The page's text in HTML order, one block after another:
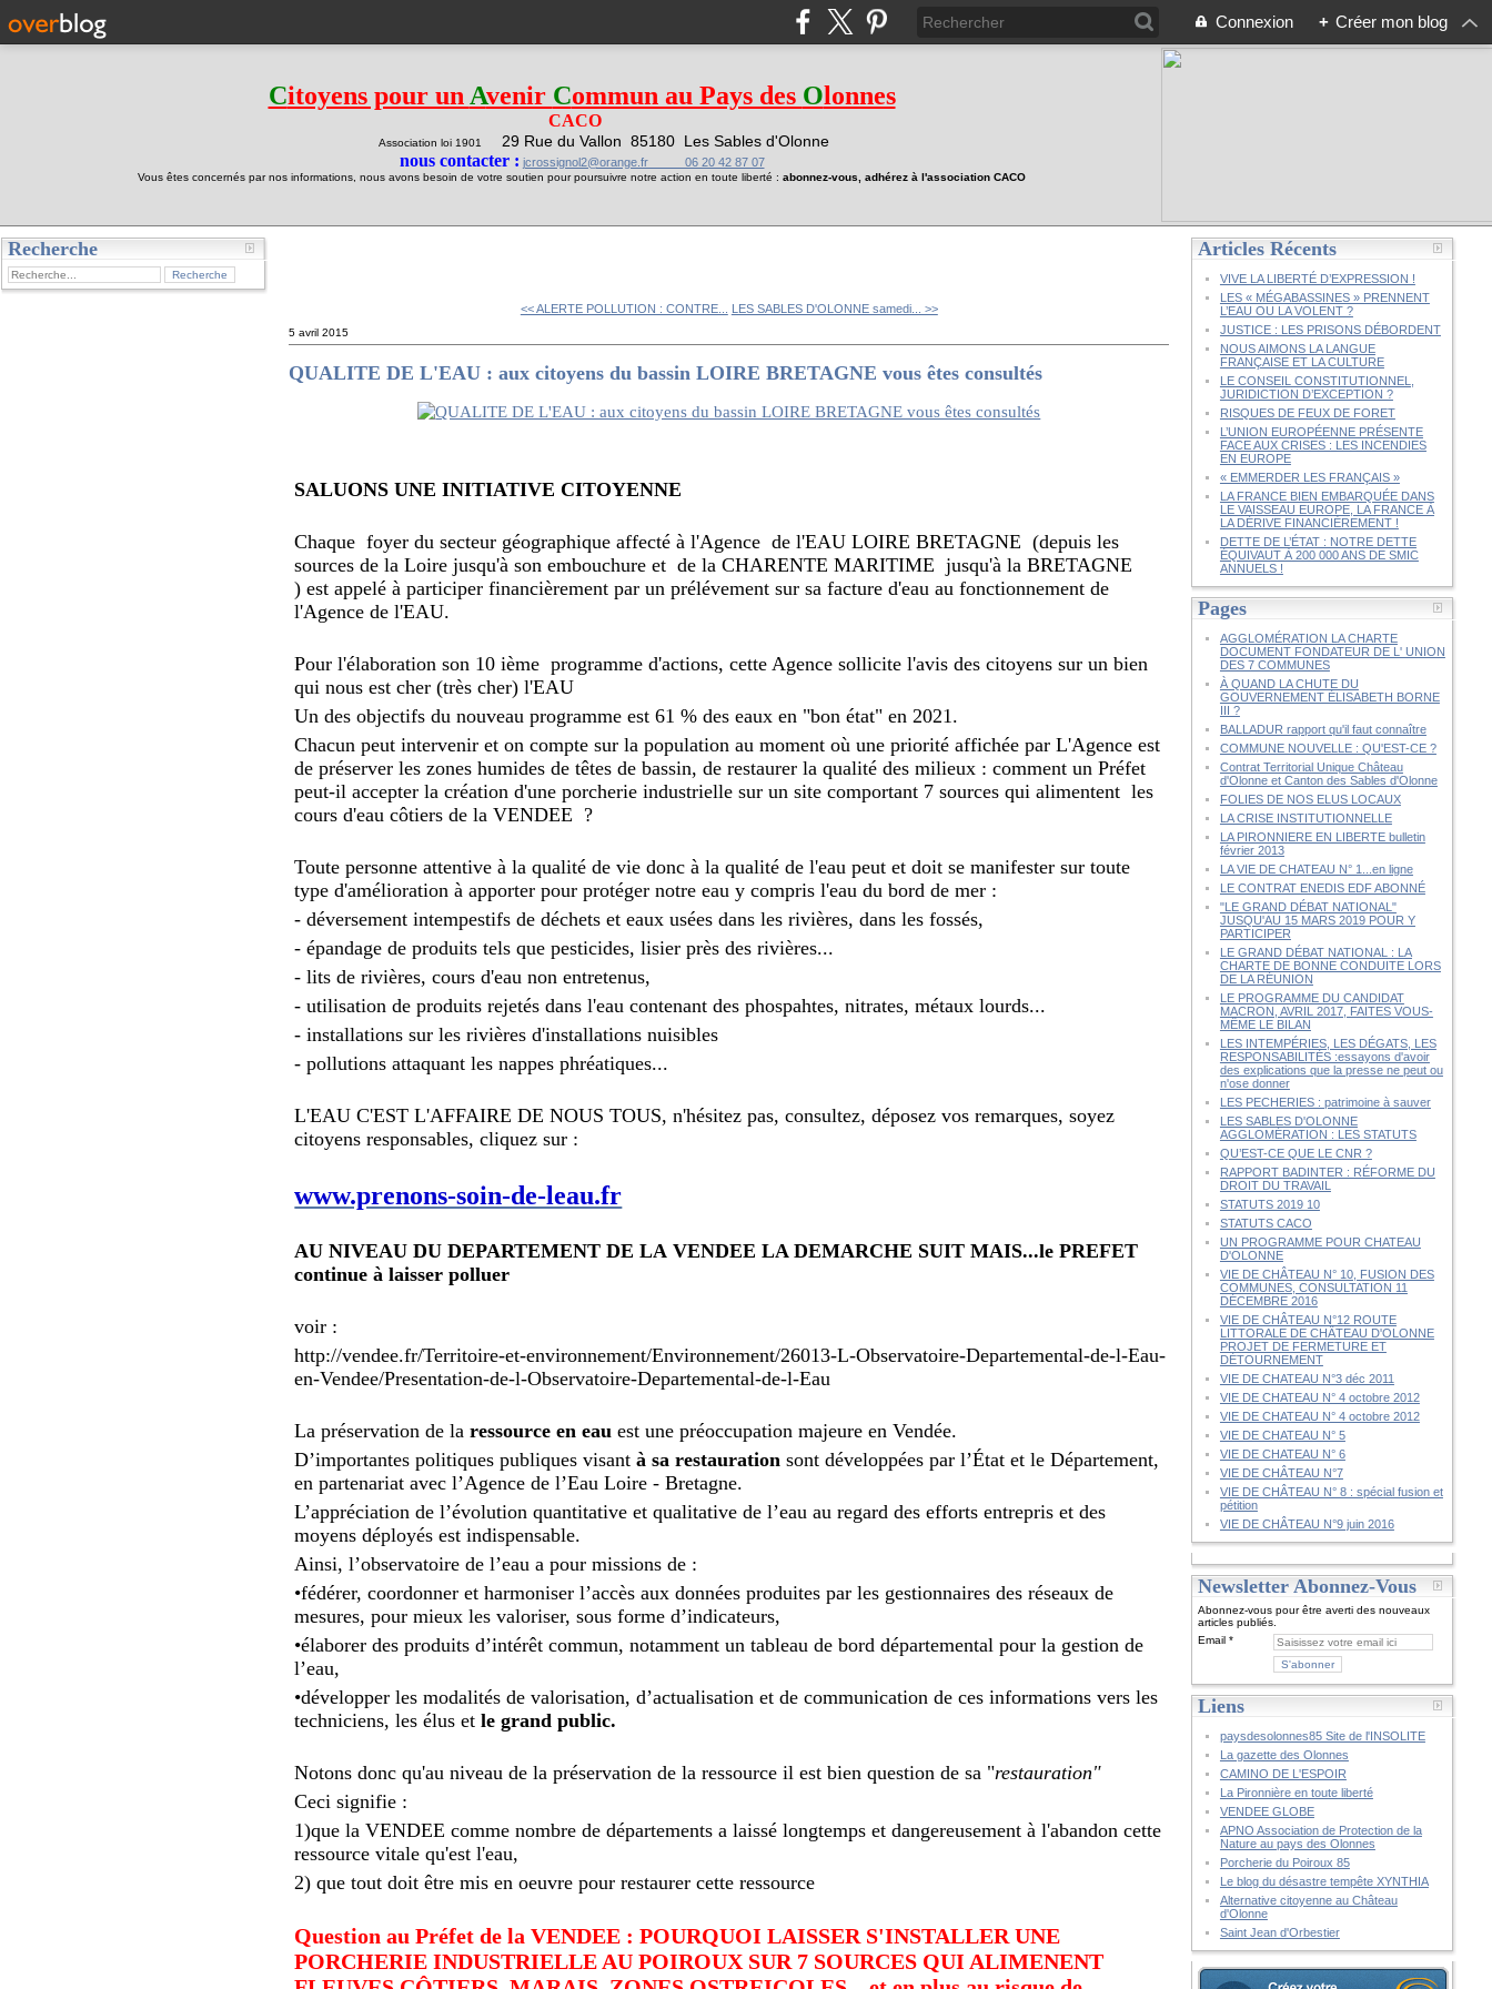
Connexion + Créer mon blog
Citoyens pour un Avenir Commun au Pays des Olonnes
CACO
Association loi 1901 29 Rue du Vallon 85180 Les Sables d'Olonne
nous contacter : jcrossignol2@orange.fr 06 20 42 87 07
Vous êtes concernés par nos informations, nous avons besoin de votre soutien pour poursuivre notre action en toute liberté : abonnez-vous, adhérez à l'association CACO
Recherche
<< ALERTE POLLUTION : CONTRE... LES SABLES D'OLONNE samedi... >>
5 avril 2015
QUALITE DE L'EAU : aux citoyens du bassin LOIRE BRETAGNE vous êtes consultés
SALUONS UNE INITIATIVE CITOYENNE
Chaque foyer du secteur géographique affecté à l'Agence de l'EAU LOIRE BRETAGNE (depuis les
sources de la Loire jusqu'à son embouchure et de la CHARENTE MARITIME jusqu'à la BRETAGNE
) est appelé à participer financièrement par un prélévement sur sa facture d'eau au fonctionnement de
l'Agence de l'EAU.
Pour l'élaboration son 10 ième programme d'actions, cette Agence sollicite l'avis des citoyens sur un bien
qui nous est cher (très cher) l'EAU
Un des objectifs du nouveau programme est 61 % des eaux en "bon état" en 2021.
Chacun peut intervenir et on compte sur la population au moment où une priorité affichée par L'Agence est
de préserver les zones humides de têtes de bassin, de restaurer la qualité des milieux : comment un Préfet
peut-il accepter la création d'une porcherie industrielle sur un site comportant 7 sources qui alimentent les
cours d'eau côtiers de la VENDEE ?
Toute personne attentive à la qualité de vie donc à la qualité de l'eau peut et doit se manifester sur toute
type d'amélioration à apporter pour protéger notre eau y compris l'eau du bord de mer :
- déversement intempestifs de déchets et eaux usées dans les rivières, dans les fossés,
- épandage de produits tels que pesticides, lisier près des rivières...
- lits de rivières, cours d'eau non entretenus,
- utilisation de produits rejetés dans l'eau contenant des phospahtes, nitrates, métaux lourds...
- installations sur les rivières d'installations nuisibles
- pollutions attaquant les nappes phréatiques...
L'EAU C'EST L'AFFAIRE DE NOUS TOUS, n'hésitez pas, consultez, déposez vos remarques, soyez
citoyens responsables, cliquez sur :
www.prenons-soin-de-leau.fr
AU NIVEAU DU DEPARTEMENT DE LA VENDEE LA DEMARCHE SUIT MAIS...le PREFET
continue à laisser polluer
voir :
http://vendee.fr/Territoire-et-environnement/Environnement/26013-L-Observatoire-Departemental-de-l-Eau-
en-Vendee/Presentation-de-l-Observatoire-Departemental-de-l-Eau
La préservation de laressource en eauest une préoccupation majeure en Vendée.
D’importantes politiques publiques visantà sa restaurationsont développées par l’État et le Département,
en partenariat avec l’Agence de l’Eau Loire - Bretagne.
L’appréciation de l’évolution quantitative et qualitative de l’eau au regard des efforts entrepris et des
moyens déployés est indispensable.
Ainsi, l’observatoire de l’eau a pour missions de :
•fédérer, coordonner et harmoniser l’accès aux données produites par les gestionnaires des réseaux de
mesures, pour mieux les valoriser, sous forme d’indicateurs,
•élaborer des produits d’intérêt commun, notamment un tableau de bord départemental pour la gestion de
l’eau,
•développer les modalités de valorisation, d’actualisation et de communication de ces informations vers les
techniciens, les élus etle grand public.
Notons donc qu'au niveau de la préservation de la ressource il est bien question de sa "restauration"
Ceci signifie :
1)que la VENDEE comme nombre de départements a laissé longtemps et dangereusement à l'abandon cette
ressource vitale qu'est l'eau,
2) que tout doit être mis en oeuvre pour restaurer cette ressource
Question au Préfet de la VENDEE : POURQUOI LAISSER S'INSTALLER UNE
PORCHERIE INDUSTRIELLE AU POIROUX SUR 7 SOURCES QUI ALIMENENT
Articles Récents
VIVE LA LIBERTÉ D’EXPRESSION !
LES « MÉGABASSINES » PRENNENT
L’EAU OU LA VOLENT ?
JUSTICE : LES PRISONS DÉBORDENT
NOUS AIMONS LA LANGUE
FRANÇAISE ET LA CULTURE
LE CONSEIL CONSTITUTIONNEL,
JURIDICTION D’EXCEPTION ?
RISQUES DE FEUX DE FORET
L’UNION EUROPÉENNE PRÉSENTE
FACE AUX CRISES : LES INCENDIES
EN EUROPE
« EMMERDER LES FRANÇAIS »
LA FRANCE BIEN EMBARQUÉE DANS
LE VAISSEAU EUROPE, LA FRANCE À
LA DÉRIVE FINANCIÈREMENT !
DETTE DE L’ÉTAT : NOTRE DETTE
ÉQUIVAUT À 200 000 ANS DE SMIC
ANNUELS !
Pages
AGGLOMÉRATION LA CHARTE
DOCUMENT FONDATEUR DE L' UNION
DES 7 COMMUNES
À QUAND LA CHUTE DU
GOUVERNEMENT ÉLISABETH BORNE
III ?
BALLADUR rapport qu'il faut connaître
COMMUNE NOUVELLE : QU'EST-CE ?
Contrat Territorial Unique Château
d'Olonne et Canton des Sables d'Olonne
FOLIES DE NOS ELUS LOCAUX
LA CRISE INSTITUTIONNELLE
LA PIRONNIERE EN LIBERTE bulletin
février 2013
LA VIE DE CHATEAU N° 1...en ligne
LE CONTRAT ENEDIS EDF ABONNÉ
"LE GRAND DÉBAT NATIONAL"
JUSQU'AU 15 MARS 2019 POUR Y
PARTICIPER
LE GRAND DÉBAT NATIONAL : LA
CHARTE DE BONNE CONDUITE LORS
DE LA RÉUNION
LE PROGRAMME DU CANDIDAT
MACRON, AVRIL 2017, FAITES VOUS-
MÊME LE BILAN
LES INTEMPÉRIES, LES DÉGATS, LES
RESPONSABILITÉS :essayons d'avoir
des explications que la presse ne peut ou
n'ose donner
LES PECHERIES : patrimoine à sauver
LES SABLES D'OLONNE
AGGLOMÉRATION : LES STATUTS
QU’EST-CE QUE LE CNR ?
RAPPORT BADINTER : RÉFORME DU
DROIT DU TRAVAIL
STATUTS 2019 10
STATUTS CACO
UN PROGRAMME POUR CHATEAU
D'OLONNE
VIE DE CHÂTEAU N° 10, FUSION DES
COMMUNES, CONSULTATION 11
DÉCEMBRE 2016
VIE DE CHÂTEAU N°12 ROUTE
LITTORALE DE CHÂTEAU D'OLONNE
PROJET DE FERMETURE ET
DÉTOURNEMENT
VIE DE CHATEAU N°3 déc 2011
VIE DE CHATEAU N° 4 octobre 2012
VIE DE CHATEAU N° 4 octobre 2012
VIE DE CHATEAU N° 5
VIE DE CHATEAU N° 6
VIE DE CHÂTEAU N°7
VIE DE CHÂTEAU N° 8 : spécial fusion et
pétition
VIE DE CHÂTEAU N°9 juin 2016
Newsletter Abonnez-Vous
Abonnez-vous pour être averti des nouveaux
articles publiés.
Email
Liens
paysdesolonnes85 Site de l'INSOLITE
La gazette des Olonnes
CAMINO DE L'ESPOIR
La Pironnière en toute liberté
VENDEE GLOBE
APNO Association de Protection de la
Nature au pays des Olonnes
Porcherie du Poiroux 85
Le blog du désastre tempête XYNTHIA
Alternative citoyenne au Château
d'Olonne
Saint Jean d'Orbestier